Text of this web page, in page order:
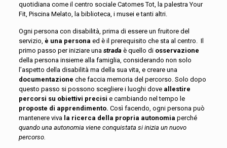
quotidiana come il centro sociale Catomes Tot, la palestra Your
Fit, Piscina Melato, la biblioteca, i musei e tanti altri.
Ogni persona con disabilità, prima di essere un fruitore del
servizio, è una persona ed è il prerequisito che sta al centro. Il
primo passo per iniziare una strada è quello di osservazione
della persona insieme alla famiglia, considerando non solo
l’aspetto della disabilità ma della sua vita, e creare una
documentazione che faccia memoria del percorso. Solo dopo
questo passo si possono scegliere i luoghi dove allestire
percorsi su obiettivi precisi e cambiando nel tempo le
proposte di apprendimento. Così facendo, ogni persona può
mantenere viva la ricerca della propria autonomia perché
quando una autonomia viene conquistata si inizia un nuovo
percorso.